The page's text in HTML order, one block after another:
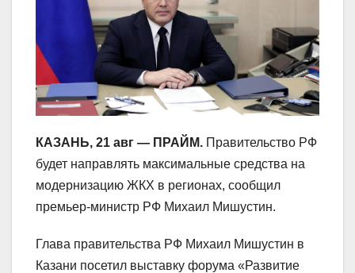
КАЗАНЬ, 21 авг — ПРАЙМ. Правительство РФ
будет направлять максимальные средства на
модернизацию ЖКХ в регионах, сообщил
премьер-министр РФ Михаил Мишустин.
Глава правительства РФ Михаил Мишустин в
Казани посетил выставку форума «Развитие